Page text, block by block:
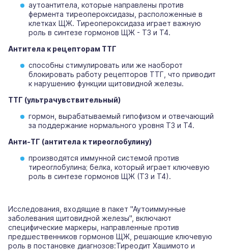
аутоантитела, которые направлены против
фермента тиреопероксидазы, расположенные в
клетках ЩЖ. Тиреопероксидаза играет важную
роль в синтезе гормонов ЩЖ - Т3 и Т4.
Антитела к рецепторам ТТГ
способны стимулировать или же наоборот
блокировать работу рецепторов ТТГ, что приводит
к нарушению функции щитовидной железы.
ТТГ (ультрачувствительный)
гормон, вырабатываемый гипофизом и отвечающий
за поддержание нормального уровня Т3 и Т4.
Анти-ТГ (антитела к тиреоглобулину)
производятся иммунной системой против
тиреоглобулина; белка, который играет ключевую
роль в синтезе гормонов ЩЖ (Т3 и Т4).
Исследования, входящие в пакет "Аутоиммунные
заболевания щитовидной железы", включают
специфические маркеры, направленные против
предшественников гормонов ЩЖ, решающие ключевую
роль в постановке диагнозов:Тиреодит Хашимото и